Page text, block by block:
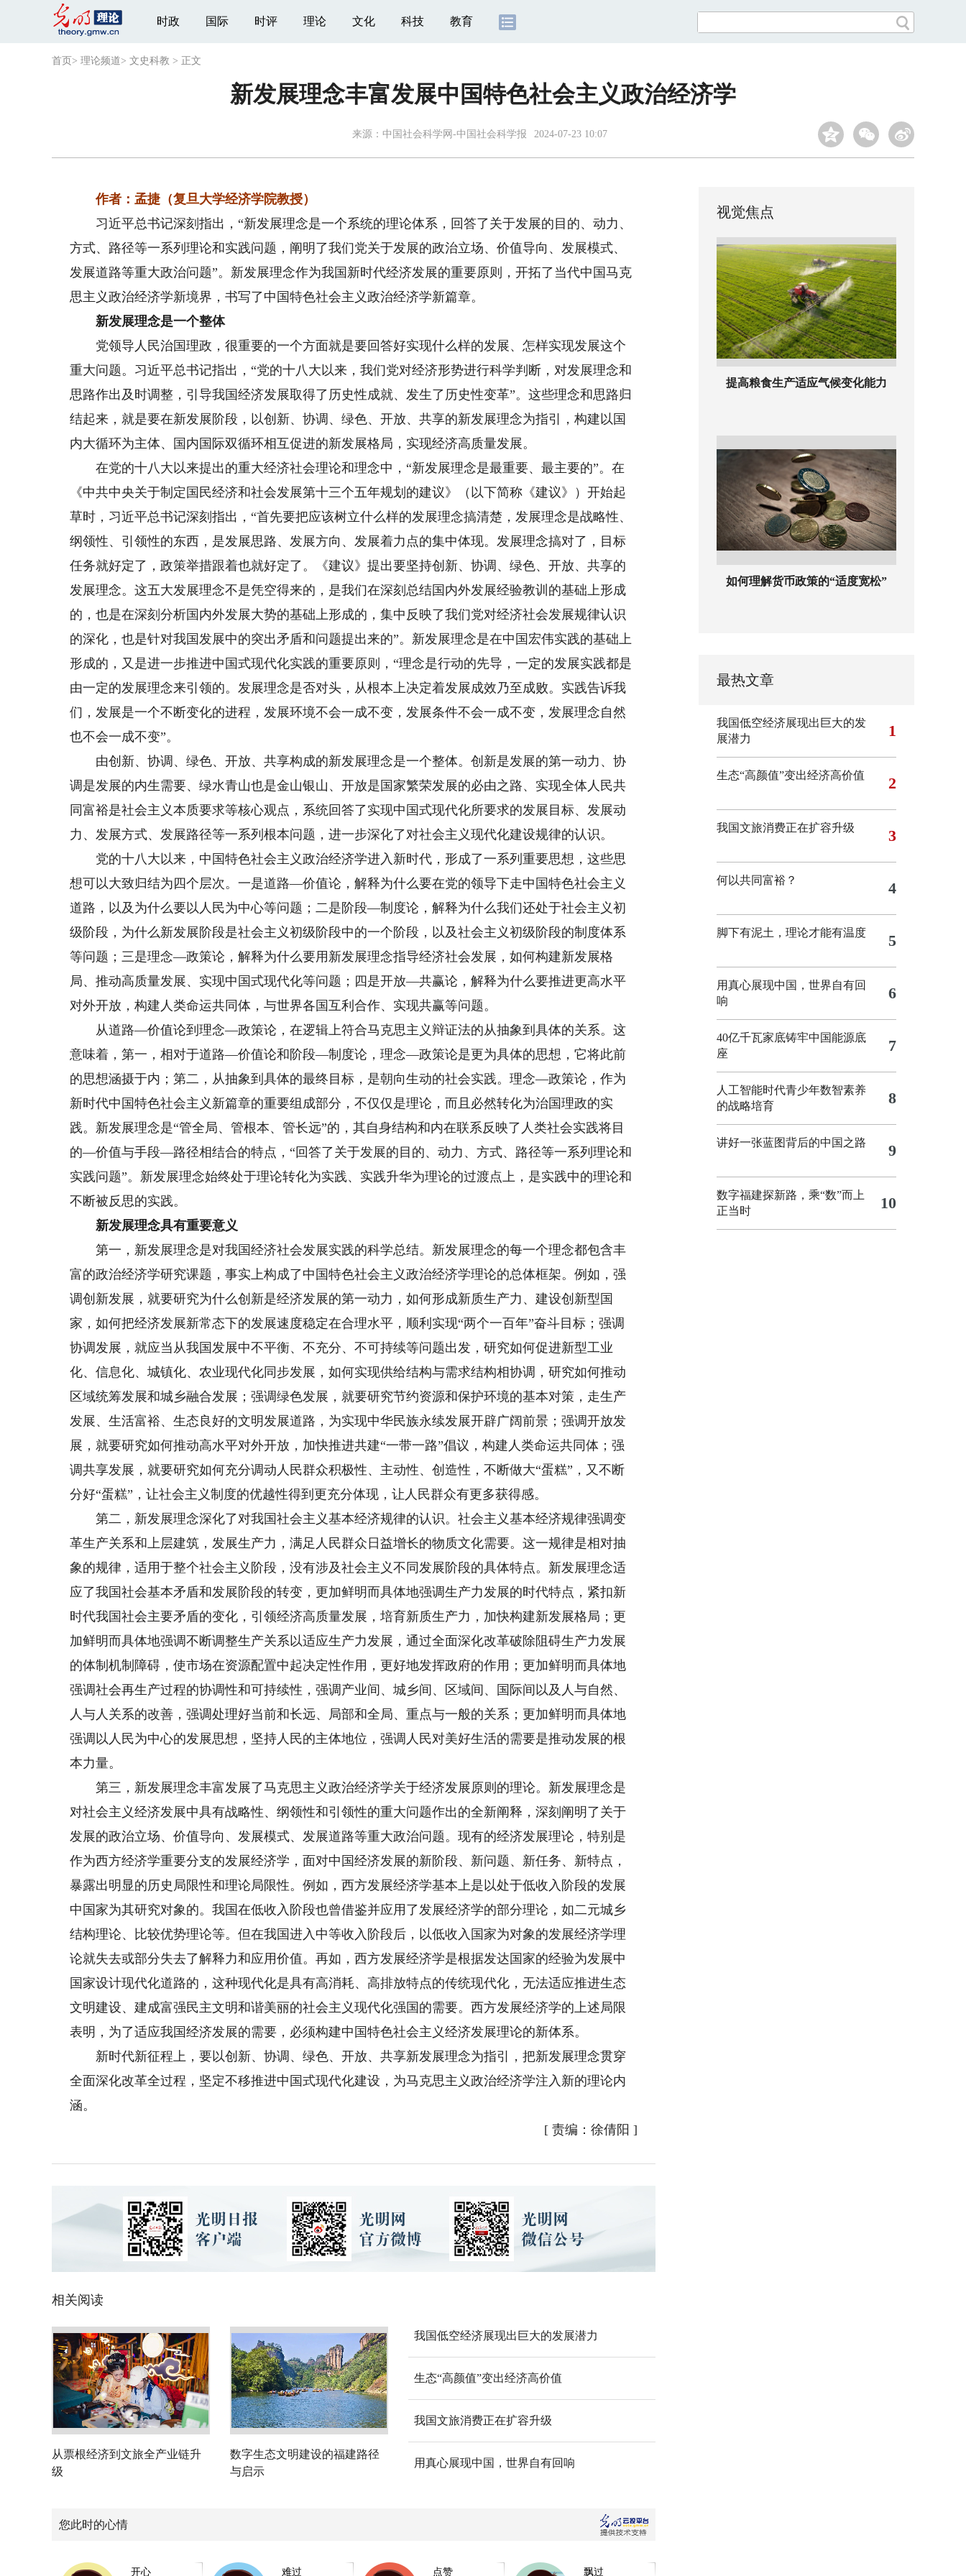
时政 国际 时评 理论 文化 科技 教育
首页 > 理论频道> 文史科教 > 正文
新发展理念丰富发展中国特色社会主义政治经济学
来源： 中国社会科学网-中国社会科学报 2024-07-23 10:07
作者：孟捷（复旦大学经济学院教授）
习近平总书记深刻指出，“新发展理念是一个系统的理论体系，回答了关于发展的目的、动力、
方式、路径等一系列理论和实践问题，阐明了我们党关于发展的政治立场、价值导向、发展模式、
发展道路等重大政治问题”。新发展理念作为我国新时代经济发展的重要原则，开拓了当代中国马克
思主义政治经济学新境界，书写了中国特色社会主义政治经济学新篇章。
新发展理念是一个整体
党领导人民治国理政，很重要的一个方面就是要回答好实现什么样的发展、怎样实现发展这个
重大问题。习近平总书记指出，“党的十八大以来，我们党对经济形势进行科学判断，对发展理念和
思路作出及时调整，引导我国经济发展取得了历史性成就、发生了历史性变革”。这些理念和思路归
结起来，就是要在新发展阶段，以创新、协调、绿色、开放、共享的新发展理念为指引，构建以国
内大循环为主体、国内国际双循环相互促进的新发展格局，实现经济高质量发展。
在党的十八大以来提出的重大经济社会理论和理念中，“新发展理念是最重要、最主要的”。在
《中共中央关于制定国民经济和社会发展第十三个五年规划的建议》（以下简称《建议》）开始起
草时，习近平总书记深刻指出，“首先要把应该树立什么样的发展理念搞清楚，发展理念是战略性、
纲领性、引领性的东西，是发展思路、发展方向、发展着力点的集中体现。发展理念搞对了，目标
任务就好定了，政策举措跟着也就好定了。《建议》提出要坚持创新、协调、绿色、开放、共享的
发展理念。这五大发展理念不是凭空得来的，是我们在深刻总结国内外发展经验教训的基础上形成
的，也是在深刻分析国内外发展大势的基础上形成的，集中反映了我们党对经济社会发展规律认识
的深化，也是针对我国发展中的突出矛盾和问题提出来的”。新发展理念是在中国宏伟实践的基础上
形成的，又是进一步推进中国式现代化实践的重要原则，“理念是行动的先导，一定的发展实践都是
由一定的发展理念来引领的。发展理念是否对头，从根本上决定着发展成效乃至成败。实践告诉我
们，发展是一个不断变化的进程，发展环境不会一成不变，发展条件不会一成不变，发展理念自然
也不会一成不变”。
由创新、协调、绿色、开放、共享构成的新发展理念是一个整体。创新是发展的第一动力、协
调是发展的内生需要、绿水青山也是金山银山、开放是国家繁荣发展的必由之路、实现全体人民共
同富裕是社会主义本质要求等核心观点，系统回答了实现中国式现代化所要求的发展目标、发展动
力、发展方式、发展路径等一系列根本问题，进一步深化了对社会主义现代化建设规律的认识。
党的十八大以来，中国特色社会主义政治经济学进入新时代，形成了一系列重要思想，这些思
想可以大致归结为四个层次。一是道路—价值论，解释为什么要在党的领导下走中国特色社会主义
道路，以及为什么要以人民为中心等问题；二是阶段—制度论，解释为什么我们还处于社会主义初
级阶段，为什么新发展阶段是社会主义初级阶段中的一个阶段，以及社会主义初级阶段的制度体系
等问题；三是理念—政策论，解释为什么要用新发展理念指导经济社会发展，如何构建新发展格
局、推动高质量发展、实现中国式现代化等问题；四是开放—共赢论，解释为什么要推进更高水平
对外开放，构建人类命运共同体，与世界各国互利合作、实现共赢等问题。
从道路—价值论到理念—政策论，在逻辑上符合马克思主义辩证法的从抽象到具体的关系。这
意味着，第一，相对于道路—价值论和阶段—制度论，理念—政策论是更为具体的思想，它将此前
的思想涵摄于内；第二，从抽象到具体的最终目标，是朝向生动的社会实践。理念—政策论，作为
新时代中国特色社会主义新篇章的重要组成部分，不仅仅是理论，而且必然转化为治国理政的实
践。新发展理念是“管全局、管根本、管长远”的，其自身结构和内在联系反映了人类社会实践将目
的—价值与手段—路径相结合的特点，“回答了关于发展的目的、动力、方式、路径等一系列理论和
实践问题”。新发展理念始终处于理论转化为实践、实践升华为理论的过渡点上，是实践中的理论和
不断被反思的实践。
新发展理念具有重要意义
第一，新发展理念是对我国经济社会发展实践的科学总结。新发展理念的每一个理念都包含丰
富的政治经济学研究课题，事实上构成了中国特色社会主义政治经济学理论的总体框架。例如，强
调创新发展，就要研究为什么创新是经济发展的第一动力，如何形成新质生产力、建设创新型国
家，如何把经济发展新常态下的发展速度稳定在合理水平，顺利实现“两个一百年”奋斗目标；强调
协调发展，就应当从我国发展中不平衡、不充分、不可持续等问题出发，研究如何促进新型工业
化、信息化、城镇化、农业现代化同步发展，如何实现供给结构与需求结构相协调，研究如何推动
区域统筹发展和城乡融合发展；强调绿色发展，就要研究节约资源和保护环境的基本对策，走生产
发展、生活富裕、生态良好的文明发展道路，为实现中华民族永续发展开辟广阔前景；强调开放发
展，就要研究如何推动高水平对外开放，加快推进共建“一带一路”倡议，构建人类命运共同体；强
调共享发展，就要研究如何充分调动人民群众积极性、主动性、创造性，不断做大“蛋糕”，又不断
分好“蛋糕”，让社会主义制度的优越性得到更充分体现，让人民群众有更多获得感。
第二，新发展理念深化了对我国社会主义基本经济规律的认识。社会主义基本经济规律强调变
革生产关系和上层建筑，发展生产力，满足人民群众日益增长的物质文化需要。这一规律是相对抽
象的规律，适用于整个社会主义阶段，没有涉及社会主义不同发展阶段的具体特点。新发展理念适
应了我国社会基本矛盾和发展阶段的转变，更加鲜明而具体地强调生产力发展的时代特点，紧扣新
时代我国社会主要矛盾的变化，引领经济高质量发展，培育新质生产力，加快构建新发展格局；更
加鲜明而具体地强调不断调整生产关系以适应生产力发展，通过全面深化改革破除阻碍生产力发展
的体制机制障碍，使市场在资源配置中起决定性作用，更好地发挥政府的作用；更加鲜明而具体地
强调社会再生产过程的协调性和可持续性，强调产业间、城乡间、区域间、国际间以及人与自然、
人与人关系的改善，强调处理好当前和长远、局部和全局、重点与一般的关系；更加鲜明而具体地
强调以人民为中心的发展思想，坚持人民的主体地位，强调人民对美好生活的需要是推动发展的根
本力量。
第三，新发展理念丰富发展了马克思主义政治经济学关于经济发展原则的理论。新发展理念是
对社会主义经济发展中具有战略性、纲领性和引领性的重大问题作出的全新阐释，深刻阐明了关于
发展的政治立场、价值导向、发展模式、发展道路等重大政治问题。现有的经济发展理论，特别是
作为西方经济学重要分支的发展经济学，面对中国经济发展的新阶段、新问题、新任务、新特点，
暴露出明显的历史局限性和理论局限性。例如，西方发展经济学基本上是以处于低收入阶段的发展
中国家为其研究对象的。我国在低收入阶段也曾借鉴并应用了发展经济学的部分理论，如二元城乡
结构理论、比较优势理论等。但在我国进入中等收入阶段后，以低收入国家为对象的发展经济学理
论就失去或部分失去了解释力和应用价值。再如，西方发展经济学是根据发达国家的经验为发展中
国家设计现代化道路的，这种现代化是具有高消耗、高排放特点的传统现代化，无法适应推进生态
文明建设、建成富强民主文明和谐美丽的社会主义现代化强国的需要。西方发展经济学的上述局限
表明，为了适应我国经济发展的需要，必须构建中国特色社会主义经济发展理论的新体系。
新时代新征程上，要以创新、协调、绿色、开放、共享新发展理念为指引，把新发展理念贯穿
全面深化改革全过程，坚定不移推进中国式现代化建设，为马克思主义政治经济学注入新的理论内
涵。
[ 责编：徐倩阳 ]
相关阅读
从票根经济到文旅全产业链升
级
数字生态文明建设的福建路径
与启示
我国低空经济展现出巨大的发展潜力
生态“高颜值”变出经济高价值
我国文旅消费正在扩容升级
用真心展现中国，世界自有回响
您此时的心情
开心 难过 点赞 飘过
视觉焦点
提高粮食生产适应气候变化能力
如何理解货币政策的“适度宽松”
最热文章
我国低空经济展现出巨大的发
展潜力
1
生态“高颜值”变出经济高价值 2
我国文旅消费正在扩容升级 3
何以共同富裕？ 4
脚下有泥土，理论才能有温度 5
用真心展现中国，世界自有回
响
6
40亿千瓦家底铸牢中国能源底
座
7
人工智能时代青少年数智素养
的战略培育
8
讲好一张蓝图背后的中国之路 9
数字福建探新路，乘“数”而上
正当时
10